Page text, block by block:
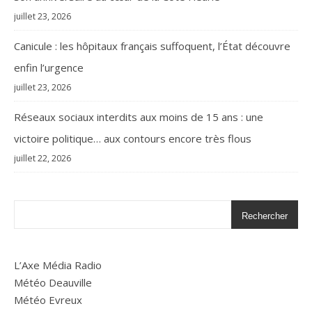
juillet 23, 2026
Canicule : les hôpitaux français suffoquent, l’État découvre
enfin l’urgence
juillet 23, 2026
Réseaux sociaux interdits aux moins de 15 ans : une
victoire politique… aux contours encore très flous
juillet 22, 2026
Rechercher
L’Axe Média Radio
Météo Deauville
Météo Evreux